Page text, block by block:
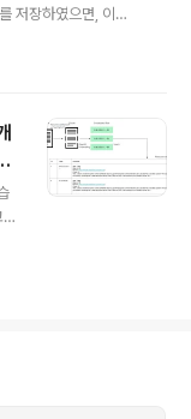
저장하였으면, 이제
는 방법이다. import
sta